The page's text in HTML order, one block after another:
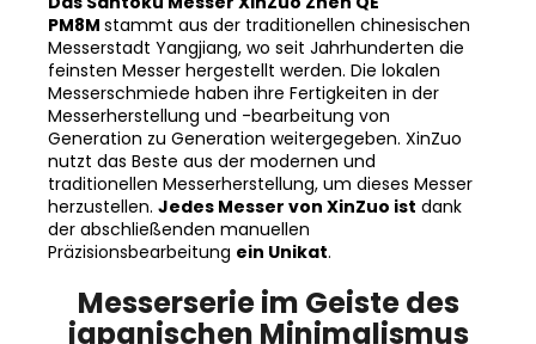
Messerstadt Yangjiang, wo seit Jahrhunderten die
feinsten Messer hergestellt werden. Die lokalen
Messerschmiede haben ihre Fertigkeiten in der
Messerherstellung und -bearbeitung von
Generation zu Generation weitergegeben. XinZuo
nutzt das Beste aus der modernen und
traditionellen Messerherstellung, um dieses Messer
herzustellen. Jedes Messer von XinZuo ist dank
der abschließenden manuellen
Präzisionsbearbeitung ein Unikat
Messerserie im Geiste des
japanischen Minimalismus